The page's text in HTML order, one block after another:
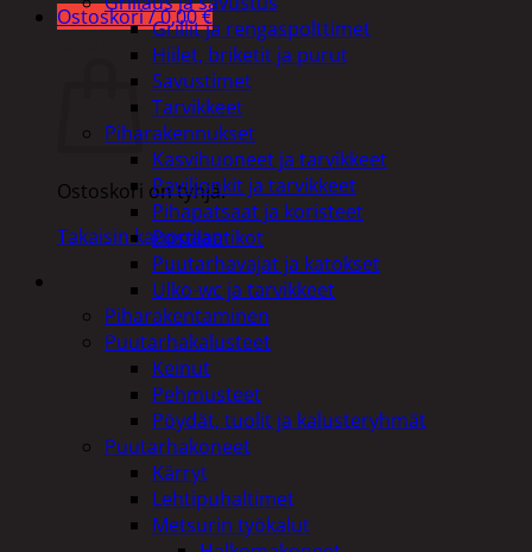
Ostoskori /0,00€
Ostoskori on tyhjä.
Takaisin kauppaan
Grillit ja rengaspolttimet
Hiilet, briketit ja purut
Savustimet
Tarvikkeet
Piharakennukset
Kasvihuoneet ja tarvikkeet
Paviljonkit ja tarvikkeet
Pihapatsaat ja koristeet
Postilaatikot
Puutarhavajat ja katokset
Ulko-wc ja tarvikkeet
Piharakentaminen
Puutarhakalusteet
Keinut
Pehmusteet
Pöydät, tuolit ja kalusteryhmät
Puutarhakoneet
Kärryt
Lehtipuhaltimet
Metsurin työkalut